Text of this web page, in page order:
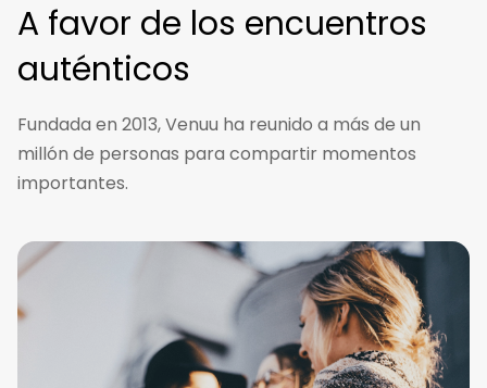
A favor de los encuentros
auténticos
Fundada en 2013, Venuu ha reunido a más de un
millón de personas para compartir momentos
importantes.